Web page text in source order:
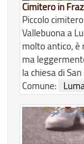
Cimitero in
Piccolo
Vallebuona a
molto antico, è
ma
la chiesa di
Comune: